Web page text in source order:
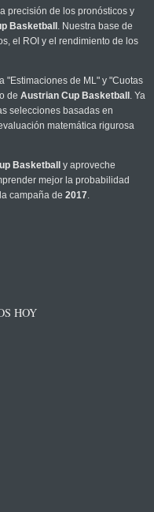
precisión de los pronósticos y
Basketball . Nuestra base de
el ROI y el rendimiento de los
"Estimaciones de ML" y "Cuotas
de Austrian Cup Basketball . Ya
selecciones basadas en
matemática rigurosa
Basketball
y aproveche
mejor la probabilidad
campaña de 2017.
HOY